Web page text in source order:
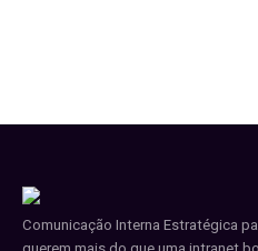
Comunicação Interna Estratégica